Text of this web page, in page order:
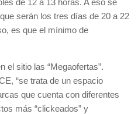
serán los tres días de 20 a 22
es que el mínimo de
el sitio las “Megaofertas”.
“se trata de un espacio
que cuenta con diferentes
más “clickeados” y